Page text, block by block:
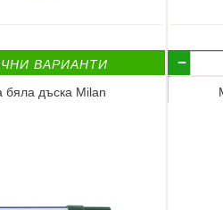
ВАРИАНТИ
бяла дъска Milan